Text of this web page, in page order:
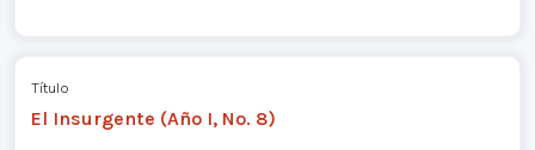
Título
El Insurgente (Año I, No. 8)